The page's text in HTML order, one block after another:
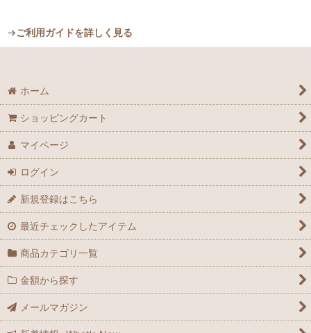
→ご利用ガイドを詳しく見る
ホーム
ショッピングカート
マイページ
ログイン
新規登録はこちら
最近チェックしたアイテム
商品カテゴリ一覧
金額から探す
メールマガジン